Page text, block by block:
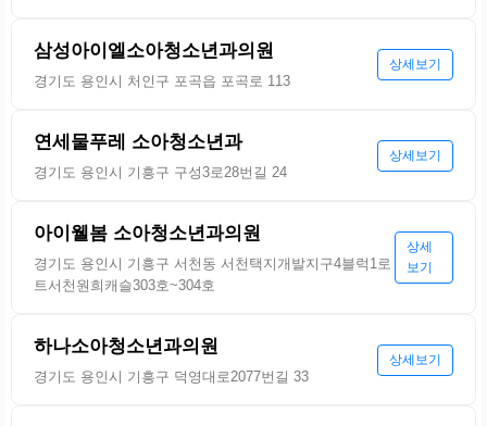
삼성아이엘소아청소년과의원
경기도 용인시 처인구 포곡읍 포곡로 113
상세보기
연세물푸레 소아청소년과
경기도 용인시 기흥구 구성3로28번길 24
상세보기
아이웰봄 소아청소년과의원
경기도 용인시 기흥구 서천동 서천택지개발지구4블럭1로
트서천원희캐슬303호~304호
상세
보기
하나소아청소년과의원
경기도 용인시 기흥구 덕영대로2077번길 33
상세보기